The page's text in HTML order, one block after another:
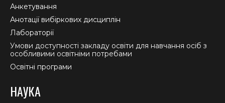
Анкетування
Анотації вибіркових дисциплін
Лабораторії
Умови доступності закладу освіти для навчання осіб з
особливими освітніми потребами
Освітні програми
НАУКА